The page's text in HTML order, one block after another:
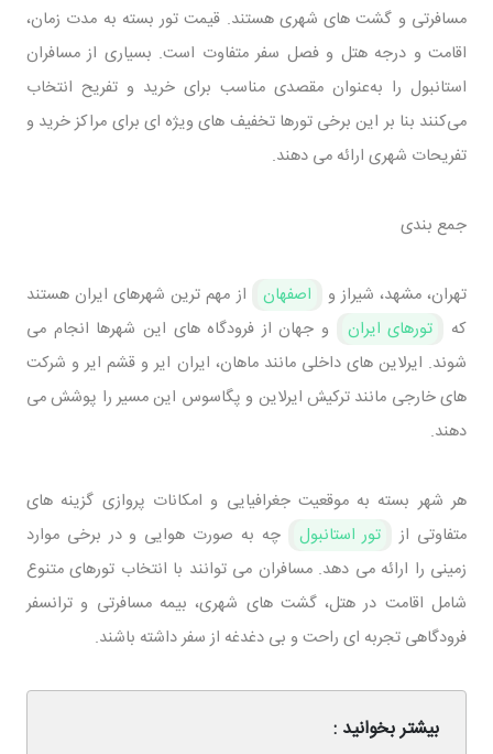
مسافرتی و گشت‌ های شهری هستند. قیمت تور بسته به مدت ‌زمان،
اقامت و درجه هتل و فصل سفر متفاوت است. بسیاری از مسافران
استانبول را به‌عنوان مقصدی مناسب برای خرید و تفریح انتخاب
می‌کنند بنا بر این برخی تورها تخفیف ‌های ویژه‌ ای برای مراکز خرید و
تفریحات شهری ارائه می ‌دهند.
جمع ‌بندی
تهران، مشهد، شیراز و اصفهان
از مهم ‌ترین شهرهای ایران هستند
که
تورهای ایران
و جهان از فرودگاه های این شهرها انجام می
شوند. ایرلاین ‌های داخلی مانند ماهان، ایران ‌ایر و قشم ‌ایر و شرکت
‌های خارجی مانند ترکیش ‌ایرلاین و پگاسوس این مسیر را پوشش می
‌دهند.
هر شهر بسته به موقعیت جغرافیایی و امکانات پروازی گزینه ‌های
متفاوتی از
تور استانبول
چه به صورت هوایی و در برخی موارد
زمینی را ارائه می ‌دهد. مسافران می ‌توانند با انتخاب تورهای متنوع
شامل اقامت در هتل، گشت ‌های شهری، بیمه مسافرتی و ترانسفر
فرودگاهی تجربه ‌ای راحت و بی ‌دغدغه از سفر داشته باشند.
بیشتر بخوانید :